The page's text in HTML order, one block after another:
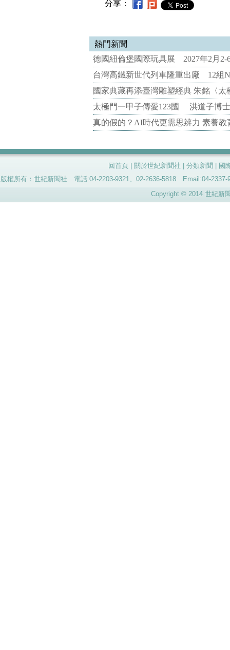
分享：
熱門新聞
德國紐倫堡國際玩具展 2027年2月2-
台灣高鐵新世代列車隆重出廠 12組
國家典藏再添臺灣雕塑經典 朱銘〈
太極門一甲子傳愛123國 洪道子博
真的假的？AI時代更需思辨力 素養
回首頁 關於世紀新聞社 分類新聞
國
版權所有：世紀新聞社 電話:04-2203-9321、02-2636-5818 Email:04-
Copyright © 2014 世紀新